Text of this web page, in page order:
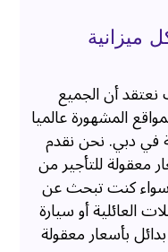
ميزانية
نعتقد أن الجميع
المشهورة عالميا
في دبي. نحن نقدم
معقولة للتأجير من
سواء كنت تبحث عن
العائلية أو سيارة
بأسعار معقولة